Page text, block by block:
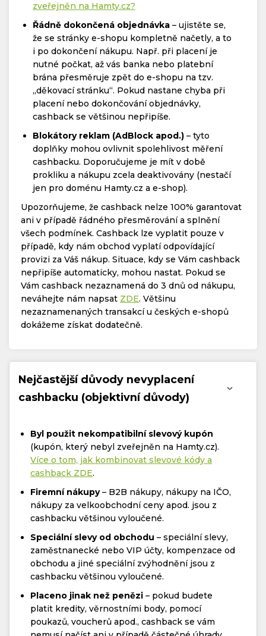
zveřejněn na Hamty.cz?
Řádně dokončená objednávka – ujistěte se,
že se stránky e-shopu kompletně načetly, a to
i po dokončení nákupu. Např. při placení je
nutné počkat, až vás banka nebo platební
brána přesměruje zpět do e-shopu na tzv.
„děkovací stránku“. Pokud nastane chyba při
placení nebo dokončování objednávky,
cashback se většinou nepřipíše.
Blokátory reklam (AdBlock apod.) – tyto
doplňky mohou ovlivnit spolehlivost měření
cashbacku. Doporučujeme je mít v době
prokliku a nákupu zcela deaktivovány (nestačí
jen pro doménu Hamty.cz a e-shop).
Upozorňujeme, že cashback nelze 100% garantovat
ani v případě řádného přesměrování a splnění
všech podmínek. Cashback lze vyplatit pouze v
případě, kdy nám obchod vyplatí odpovídající
provizi za Váš nákup. Situace, kdy se Vám cashback
nepřipíše automaticky, mohou nastat. Pokud se
Vám cashback nezaznamená do 3 dnů od nákupu,
neváhejte nám napsat ZDE. Většinu
nezaznamenaných transakcí u českých e-shopů
dokážeme získat dodatečně.
Nejčastější důvody nevyplacení
cashbacku (objektivní důvody)
Byl použit nekompatibilní slevový kupón
(kupón, který nebyl zveřejněn na Hamty.cz).
Více o tom, jak kombinovat slevové kódy a
cashback ZDE.
Firemní nákupy– B2B nákupy, nákupy na IČO,
nákupy za velkoobchodní ceny apod. jsou z
cashbacku většinou vyloučené.
Speciální slevy od obchodu – speciální slevy,
zaměstnanecké nebo VIP účty, kompenzace od
obchodu a jiné speciální zvýhodnění jsou z
cashbacku většinou vyloučené.
Placeno jinak než penězi – pokud budete
platit kredity, věrnostními body, pomocí
poukazů, voucherů apod., cashback se vám